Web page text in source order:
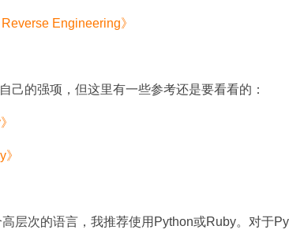
Engineering》
己的强项，但这里有一些参考还是要看看的：
层次的语言，我推荐使用Python或Ruby。对于